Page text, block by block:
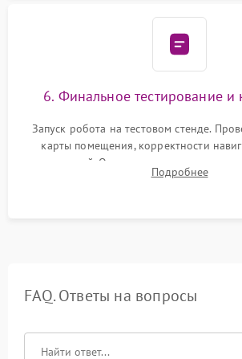
6. Финальное тестирование и
Запуск робота на тестовом стенде.
карты помещения, корректности
препятствий. Оценка силы всасывания и
Тестирование автоматического
Подробнее
FAQ. Ответы на вопросы